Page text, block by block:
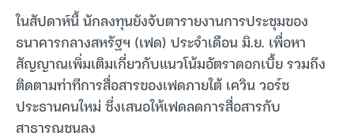
ในสัปดาห์นี้ นักลงทุนยังจับตารายงานการประชุมของ
ธนาคารกลางสหรัฐฯ (เฟด) ประจำเดือน มิ.ย. เพื่อหา
สัญญาณเพิ่มเติมเกี่ยวกับแนวโน้มอัตราดอกเบี้ย รวมถึง
ติดตามท่าทีการสื่อสารของเฟดภายใต้ เควิน วอร์ช
ประธานคนใหม่ ซึ่งเสนอให้เฟดลดการสื่อสารกับ
สาธารณชนลง